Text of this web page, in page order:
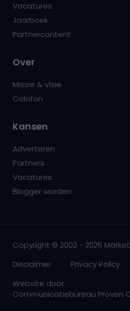
Vacatures
Jaarboek
Partnercontent
Over
Missie & Visie
Colofon
Kansen
Adverteren
Partners
Vacatures
Blogger worden
Copyright © 2002 - 2026
Disclaimer
Privacy Policy
Website door
Communicatiebureau Proven